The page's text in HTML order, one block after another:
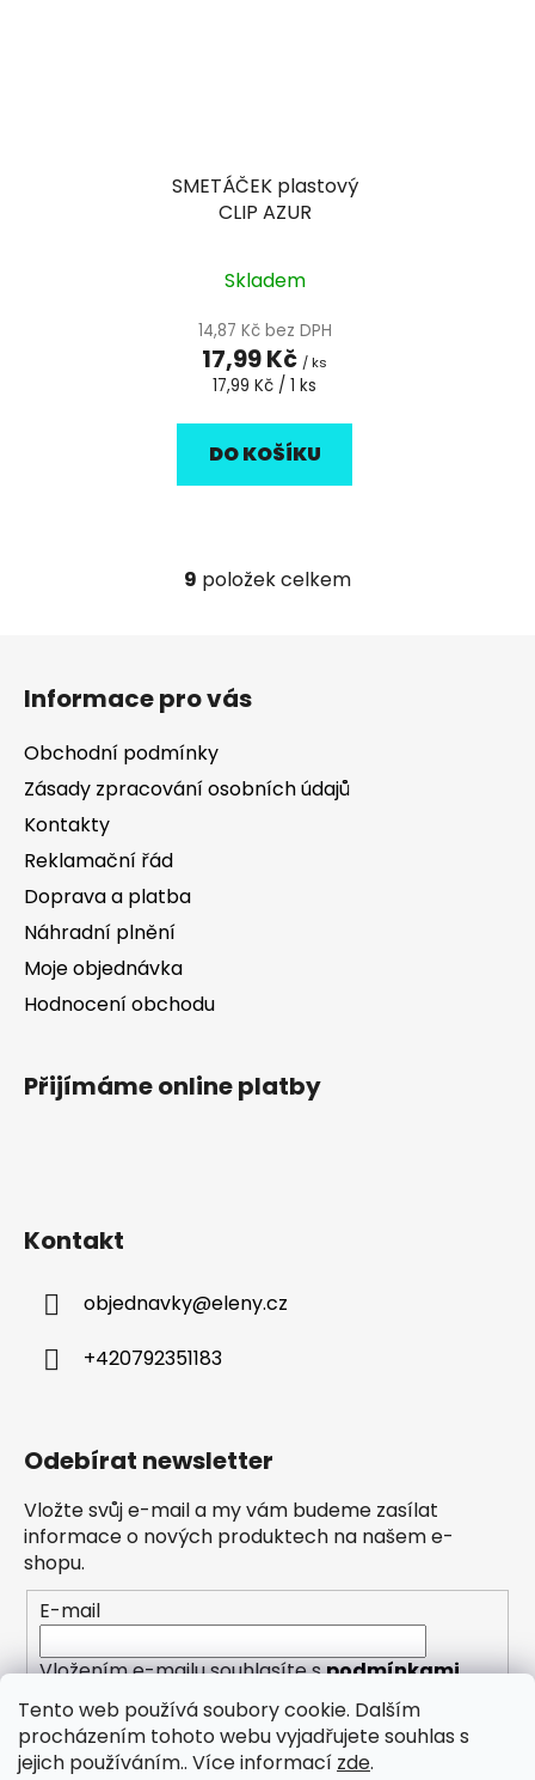
Tento web používá soubory cookie. Dalším
procházením tohoto webu vyjadřujete souhlas s
jejich používáním.. Více informací zde.
SMETÁČEK plastový
CLIP AZUR
Skladem
14,87 Kč bez DPH
17,99 Kč / ks
Měrná
17,99 Kč / 1 ks
DO KOŠÍKU
O
í
p
9 položek celkem
Informace pro vás
Obchodní podmínky
Zásady zpracování osobních údajů
Kontakty
Reklamační řád
Doprava a platba
Náhradní plnění
Moje objednávka
Hodnocení obchodu
Přijímáme online platby
Kontakt
objednavky@eleny.cz
+420792351183
Odebírat newsletter
Vložte svůj e-mail a my vám budeme zasílat
informace o nových produktech na našem e-
shopu.
E-mail
Vložením e-mailu souhlasíte spodmínkami
ochrany osobních údajů
PŘIHLÁSIT SE